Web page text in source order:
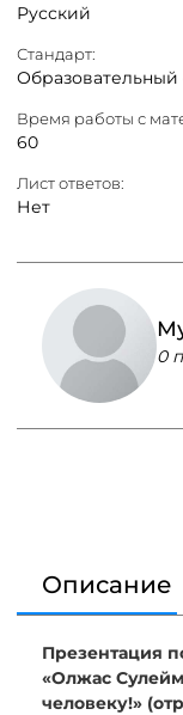
Русский
Стандарт:
Образовательный
Время работы с
60
Лист ответов:
Нет
0
Описание
Презентация
«Олжас
человеку!»